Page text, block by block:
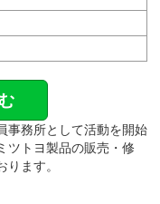
務所として活動を開始
ツトヨ製品の販売・修
ます。